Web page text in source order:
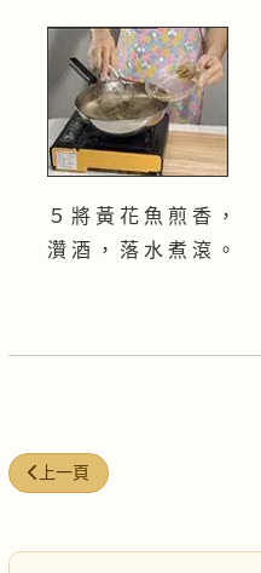
５ 將 黃 花 魚 煎 香 ，
灒 酒 ， 落 水 煮 滾 。
上一篇文章: 紅蓮栗子排骨湯
上一頁